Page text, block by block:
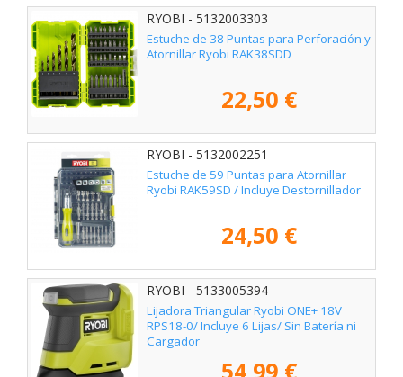
RYOBI - 5132003303
Estuche de 38 Puntas para Perforación y
Atornillar Ryobi RAK38SDD
22,50 €
RYOBI - 5132002251
Estuche de 59 Puntas para Atornillar
Ryobi RAK59SD / Incluye Destornillador
24,50 €
RYOBI - 5133005394
Lijadora Triangular Ryobi ONE+ 18V
RPS18-0/ Incluye 6 Lijas/ Sin Batería ni
Cargador